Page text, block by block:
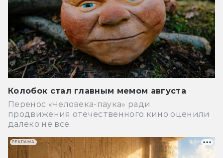
Колобок стал главным мемом августа
Перенос «Человека-паука» ради
продвижения отечественного кино оценили
далеко не все.
РЕКЛАМА